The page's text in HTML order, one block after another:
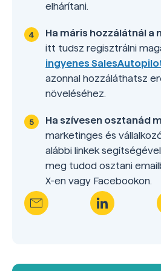
elhárítani.
Ha máris hozzálátnál a
itt tudsz regisztrálni
ingyenes
azonnal hozzáláthatsz
növeléséhez.
Ha szívesen osztanád
marketinges és
alábbi linkek
meg tudod osztani
X-en vagy Facebookon.